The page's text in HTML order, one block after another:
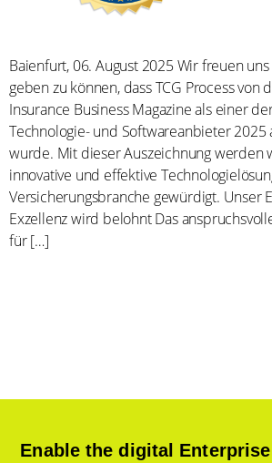
Baienfurt, 06. August 2025 Wir freuen
geben zu können, dass TCG Process
Insurance Business Magazine als einer
Technologie- und Softwareanbieter 2025
wurde. Mit dieser Auszeichnung werden
innovative und effektive
Versicherungsbranche gewürdigt. Unser
Exzellenz wird belohnt Das
für […]
Enable the digital Enterprise